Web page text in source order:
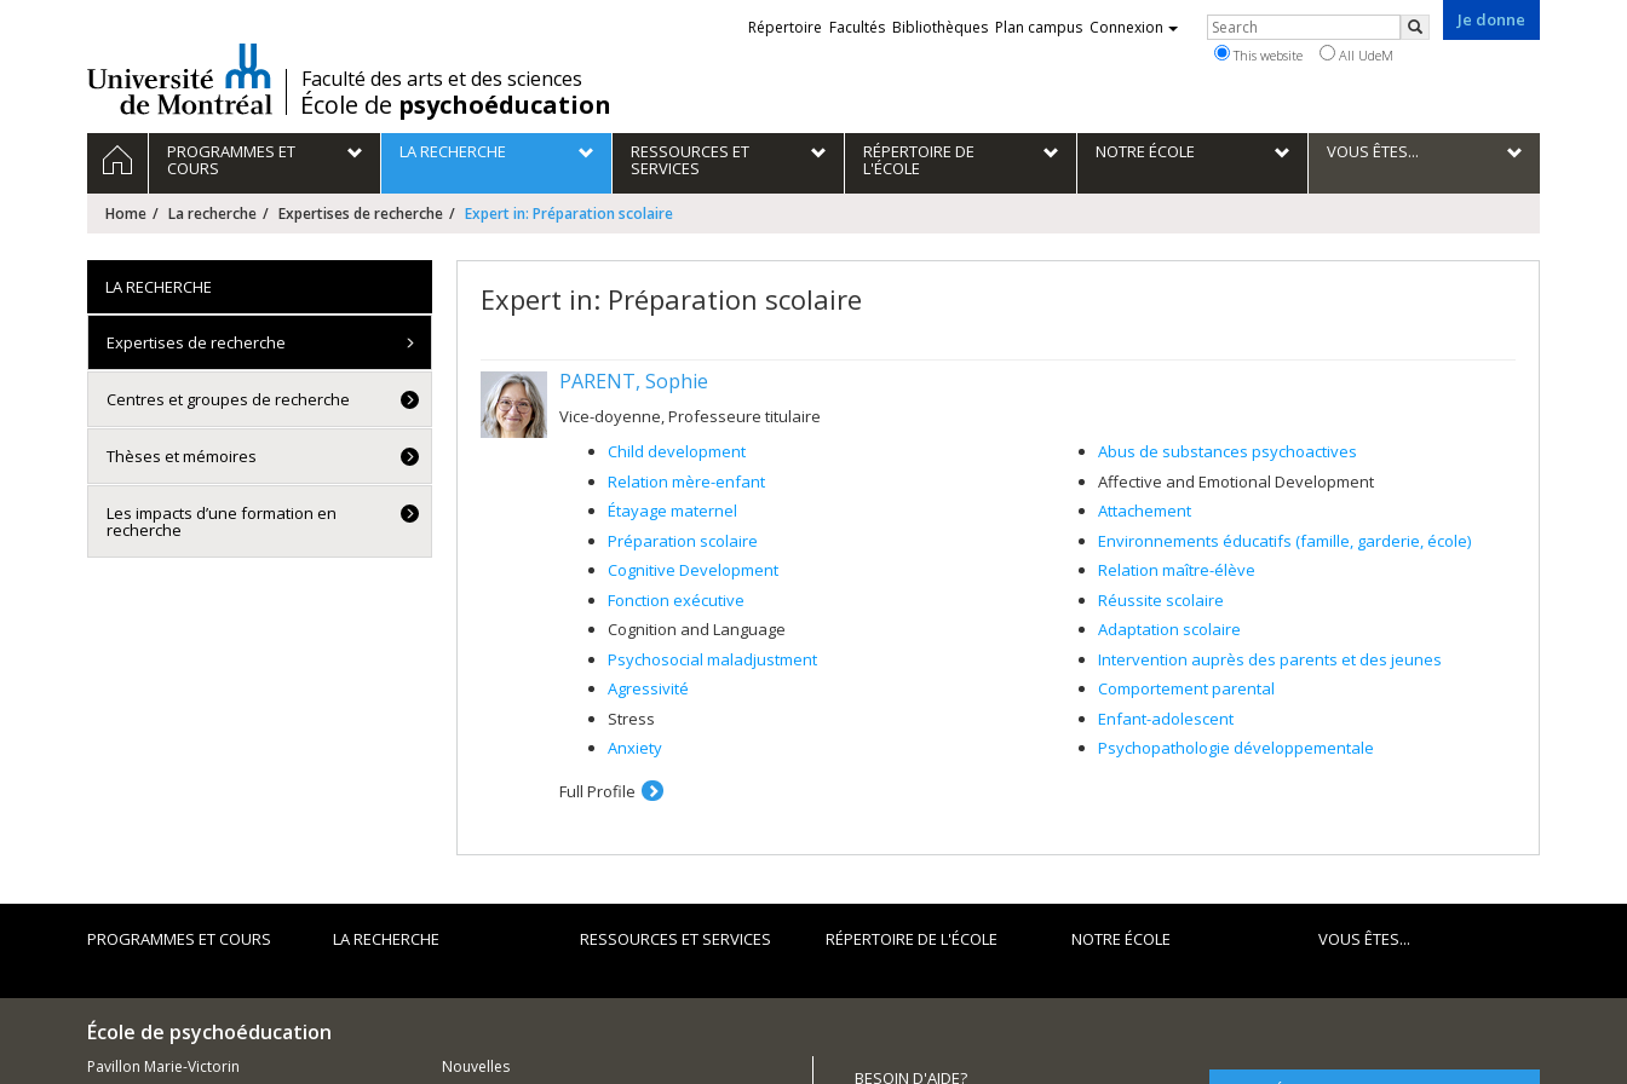
/Faculté des arts et des sciences
École de psychoéducation
Je donne
Liens
externes
Répertoire Facultés Bibliothèques Plan campus Connexion Rechercher
Search
This website All UdeM
Navigation
principale
HOMEPROGRAMMES ET
COURS
LA RECHERCHE RESSOURCES ET
SERVICES
RÉPERTOIRE DE
L'ÉCOLE
NOTRE ÉCOLE VOUS ÊTES...
Home La recherche Expertises de recherche Expert in: Préparation scolaire
Expert in: Préparation scolaire
PARENT, Sophie
Vice-doyenne, Professeure titulaire
Child development
Relation mère-enfant
Étayage maternel
Préparation scolaire
Cognitive Development
Fonction exécutive
Cognition and Language
Psychosocial maladjustment
Agressivité
Stress
Anxiety
Abus de substances psychoactives
Affective and Emotional Development
Attachement
Environnements éducatifs (famille, garderie, école)
Relation maître-élève
Réussite scolaire
Adaptation scolaire
Intervention auprès des parents et des jeunes
Comportement parental
Enfant-adolescent
Psychopathologie développementale
Full Profile
LA RECHERCHE
Expertises de recherche
Centres et groupes de recherche
Thèses et mémoires
Les impacts d’une formation en
recherche
PROGRAMMES ET COURS LA RECHERCHE RESSOURCES ET SERVICES RÉPERTOIRE DE L'ÉCOLE NOTRE ÉCOLE VOUS ÊTES...
École de psychoéducation
Pavillon Marie-Victorin Nouvelles
BESOIN D'AIDE?